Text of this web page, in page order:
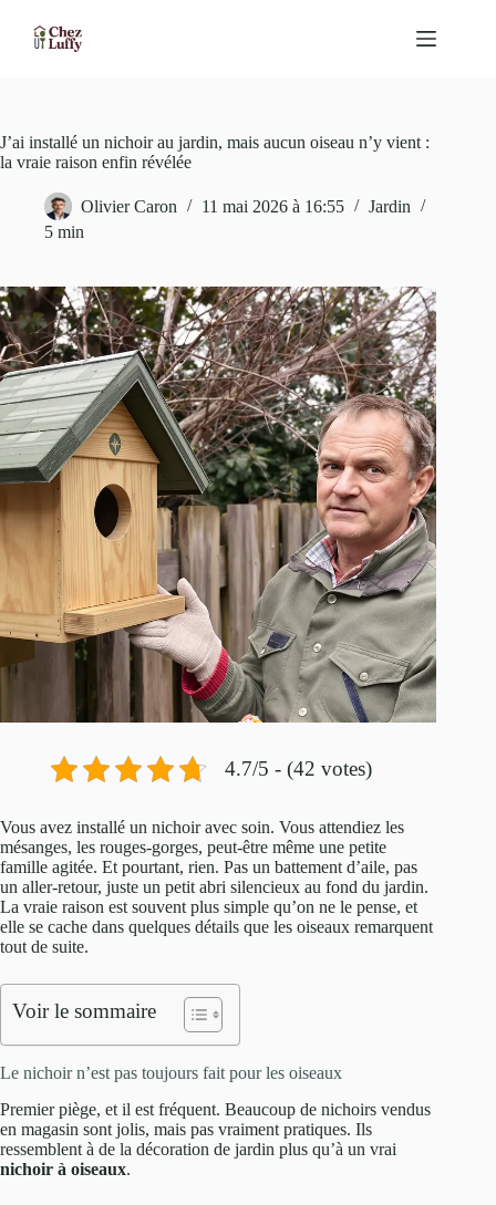
contenu
J’ai installé un nichoir au jardin, mais aucun oiseau n’y vient :
la vraie raison enfin révélée
Olivier Caron 11 mai 2026 à 16:55
Jardin
5 min
4.7/5 - (42 votes)
Vous avez installé un nichoir avec soin. Vous attendiez les
mésanges, les rouges-gorges, peut-être même une petite
famille agitée. Et pourtant, rien. Pas un battement d’aile, pas
un aller-retour, juste un petit abri silencieux au fond du jardin.
La vraie raison est souvent plus simple qu’on ne le pense, et
elle se cache dans quelques détails que les oiseaux remarquent
tout de suite.
Voir le sommaire
Le nichoir n’est pas toujours fait pour les oiseaux
Premier piège, et il est fréquent. Beaucoup de nichoirs vendus
en magasin sont jolis, mais pas vraiment pratiques. Ils
ressemblent à de la décoration de jardin plus qu’à un vrai
nichoir à oiseaux.